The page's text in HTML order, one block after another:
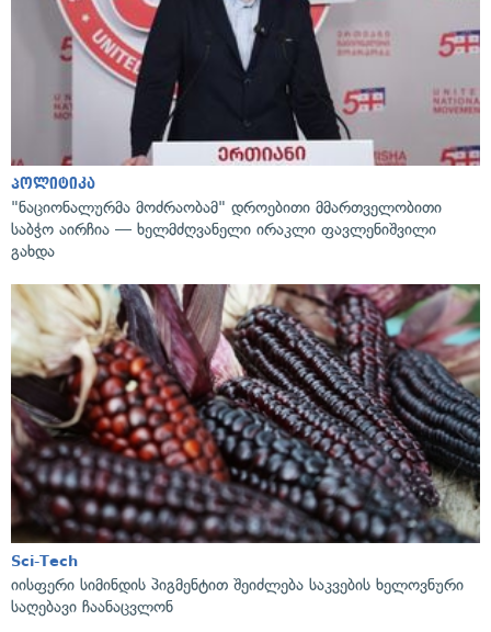
პოლიტიკა
"ნაციონალურმა მოძრაობამ" დროებითი მმართველობითი
საბჭო აირჩია — ხელმძღვანელი ირაკლი ფავლენიშვილი
გახდა
Sci-Tech
იისფერი სიმინდის პიგმენტით შეიძლება საკვების ხელოვნური
საღებავი ჩაანაცვლონ